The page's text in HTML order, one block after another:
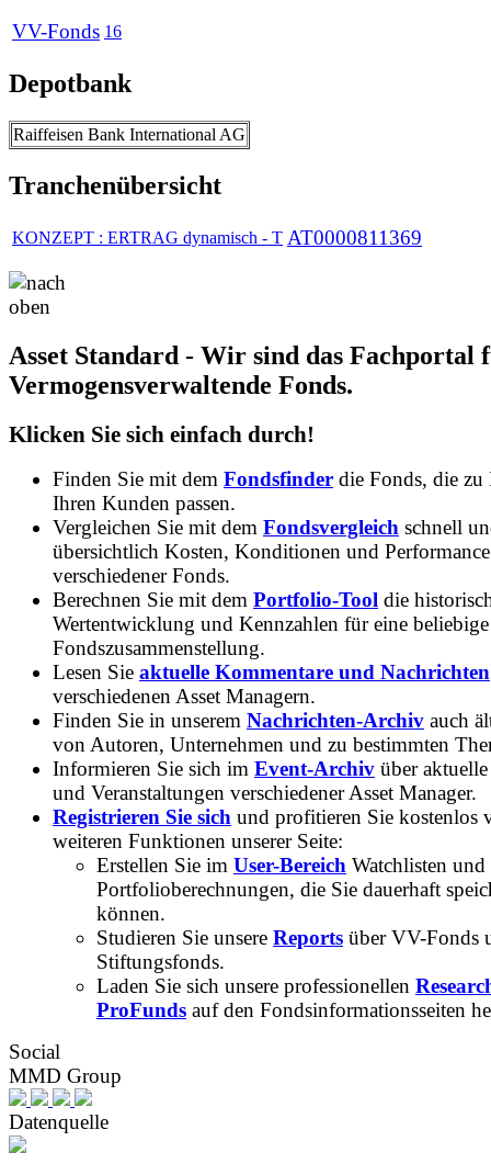
VV-Fonds 16
Depotbank
Raiffeisen Bank International AG
Tranchenübersicht
KONZEPT : ERTRAG dynamisch - T AT0000811369
Asset Standard - Wir sind das Fachportal
Vermogensverwaltende Fonds.
Klicken Sie sich einfach durch!
Finden Sie mit dem Fondsfinder die Fonds, die zu
Ihren Kunden passen.
Vergleichen Sie mit dem Fondsvergleich schnell
übersichtlich Kosten, Konditionen und Performance
verschiedener Fonds.
Berechnen Sie mit dem Portfolio-Tool die
Wertentwicklung und Kennzahlen für eine beliebige
Fondszusammenstellung.
Lesen Sie aktuelle Kommentare und Nachrichten
verschiedenen Asset Managern.
Finden Sie in unserem Nachrichten-Archiv auch
von Autoren, Unternehmen und zu bestimmten
Informieren Sie sich im Event-Archiv über
und Veranstaltungen verschiedener Asset Manager.
Registrieren Sie sich und profitieren Sie kostenlos
weiteren Funktionen unserer Seite:
Erstellen Sie im User-Bereich Watchlisten und
Portfolioberechnungen, die Sie dauerhaft
können.
Studieren Sie unsere Reports über VV-Fonds
Stiftungsfonds.
Laden Sie sich unsere professionellen
ProFunds auf den Fondsinformationsseiten
Social
MMD Group
Datenquelle